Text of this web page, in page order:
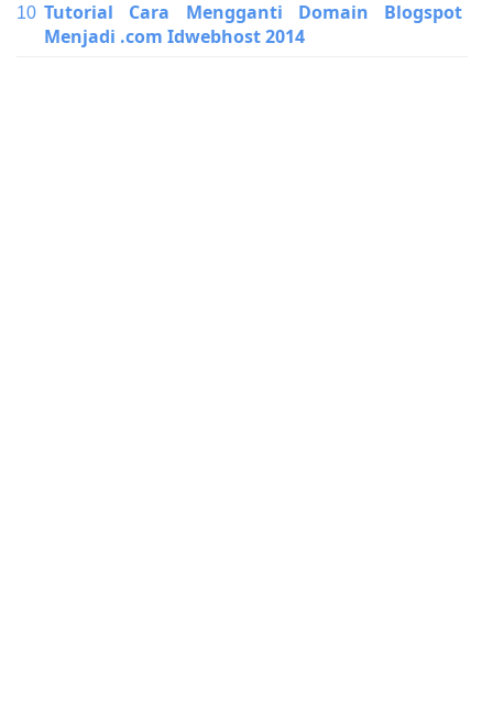
Tutorial Cara Mengganti Domain Blogspot
Menjadi .com Idwebhost 2014